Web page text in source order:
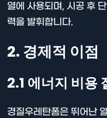
열에 사용되며, 시공 후
력을 발휘합니다.
2. 경제적 이점
2.1 에너지 비용
경질우레탄폼은 뛰어난